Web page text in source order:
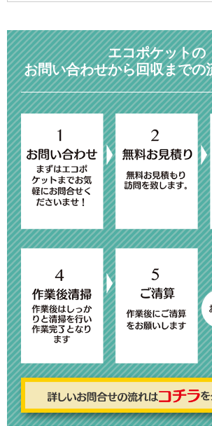
エコポケットの
お問い合わせから回収までの